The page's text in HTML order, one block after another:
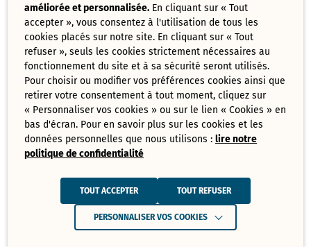
Ordre du jour du Conseil Municipal 17
mars 2025
PDF - 73,70 Ko
Tout
télécharger
Juin
Ressources de Juin 2025
Convocation Conseil Municipal du 30
PDF - 231,28 Ko
améliorée et personnalisée. En cliquant sur « Tout
accepter », vous consentez à l'utilisation de tous les
cookies placés sur notre site. En cliquant sur « Tout
refuser », seuls les cookies strictement nécessaires au
fonctionnement du site et à sa sécurité seront utilisés.
Pour choisir ou modifier vos préférences cookies ainsi que
retirer votre consentement à tout moment, cliquez sur
« Personnaliser vos cookies » ou sur le lien « Cookies » en
bas d'écran. Pour en savoir plus sur les cookies et les
données personnelles que nous utilisons :lire notre
politique de confidentialité
TOUT ACCEPTER TOUT REFUSER
PERSONNALISER VOS COOKIES